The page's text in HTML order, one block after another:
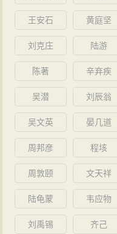
王安石 黄庭坚
刘克庄 陆游
陈著 辛弃疾
吴潜 刘辰翁
吴文英 晏几道
周邦彦 程垓
周敦颐 文天祥
陆龟蒙 韦应物
刘禹锡 齐己